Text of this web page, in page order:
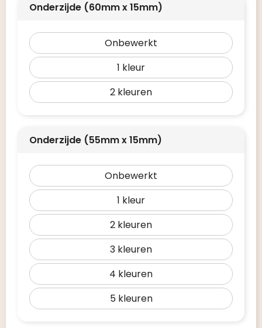
Onderzijde (60mm x 15mm)
Onbewerkt
1
2
Onderzijde (55mm x 15mm)
Onbewerkt
1
2
3
4
5